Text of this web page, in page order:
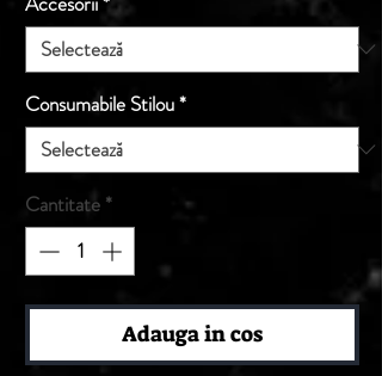
Consumabile Stilou*
Cantitate *
Adauga in cos